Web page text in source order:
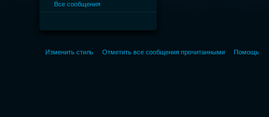
Все сообщения
Изменить стиль Отметить все сообщения прочитанными Помощь